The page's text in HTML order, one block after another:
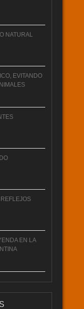
NATURAL
EVITANDO
EN LA